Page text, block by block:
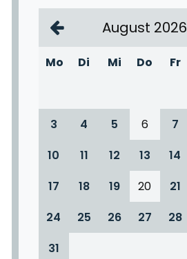
August 2026
Mo Di Mi Do Fr
3
4 5 6 7
10
11 12 13 14
17
18 19 20 21
24
25 26 27 28
31